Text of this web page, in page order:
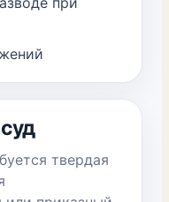
твердая